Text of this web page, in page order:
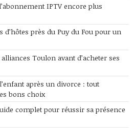
IPTV encore plus
d’hôtes près du Puy du Fou pour un
Toulon avant d’acheter ses
après un divorce : tout
bons choix
complet pour réussir sa présence